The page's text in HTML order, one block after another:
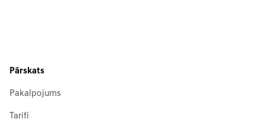
Pārskats
Pakalpojums
Tarifi